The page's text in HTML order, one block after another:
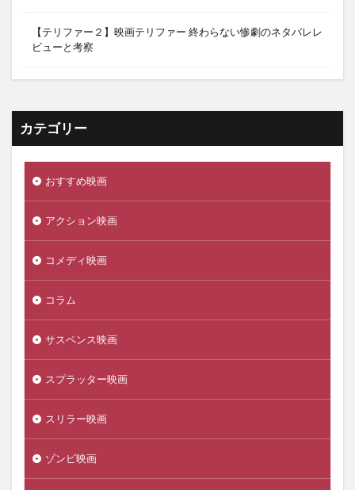
【テリファー２】映画テリファー 終わらない惨劇のネタバレレ
ビューと考察
カテゴリー
おすすめ映画
アクション映画
コメディ映画
コラム
サスペンス映画
スプラッター映画
スリラー映画
ゾンビ映画